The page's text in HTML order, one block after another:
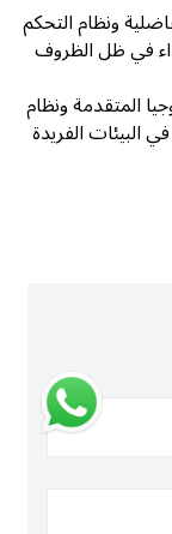
ونظام التحكم
في ظل الظروف
المتقدمة ونظام
البيئات الفريدة